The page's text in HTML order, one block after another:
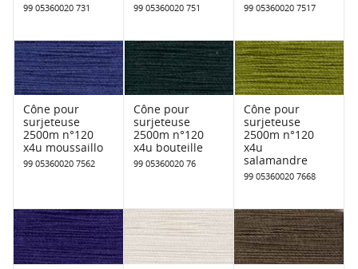
99 05360020 731 99 05360020 751 99 05360020 7517
Cône pour
surjeteuse
2500m n°120
x4u moussaillo
99 05360020 7562
Cône pour
surjeteuse
2500m n°120
x4u bouteille
99 05360020 76
Cône pour
surjeteuse
2500m n°120
x4u
salamandre
99 05360020 7668